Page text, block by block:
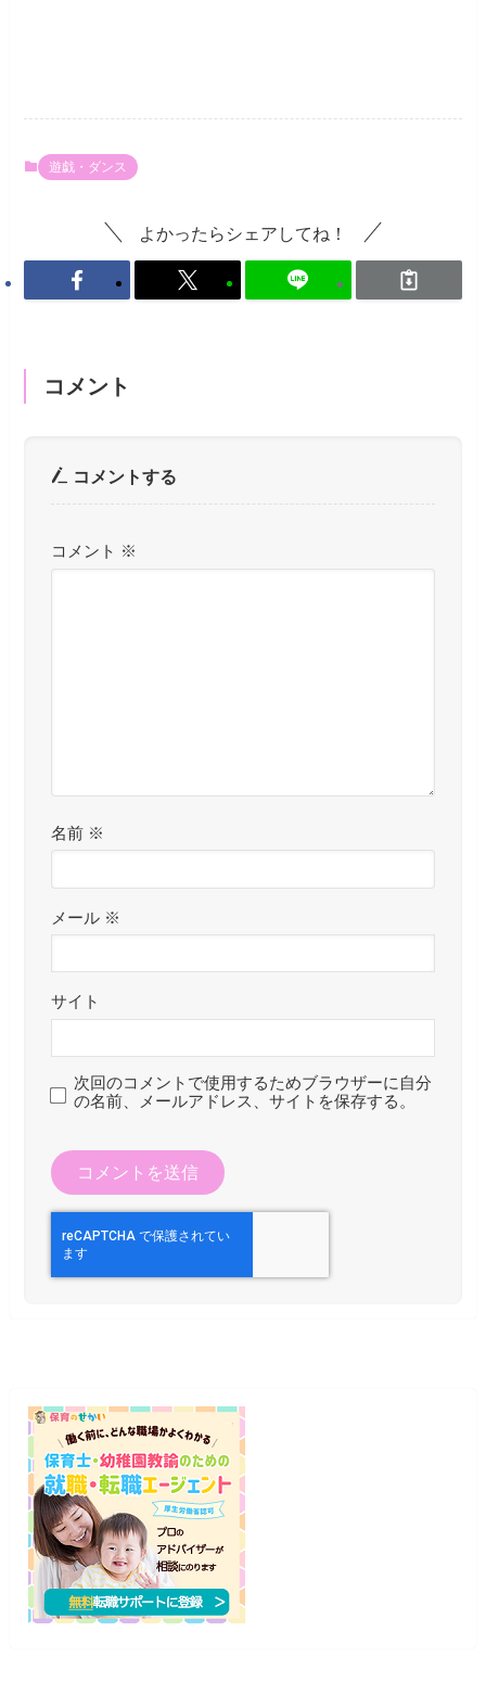
遊戯・ダンス
よかったらシェアしてね！
コメント
コメントする
コメント ※
名前 ※
メール ※
サイト
次回のコメントで使用するためブラウザーに自分
の名前、メールアドレス、サイトを保存する。